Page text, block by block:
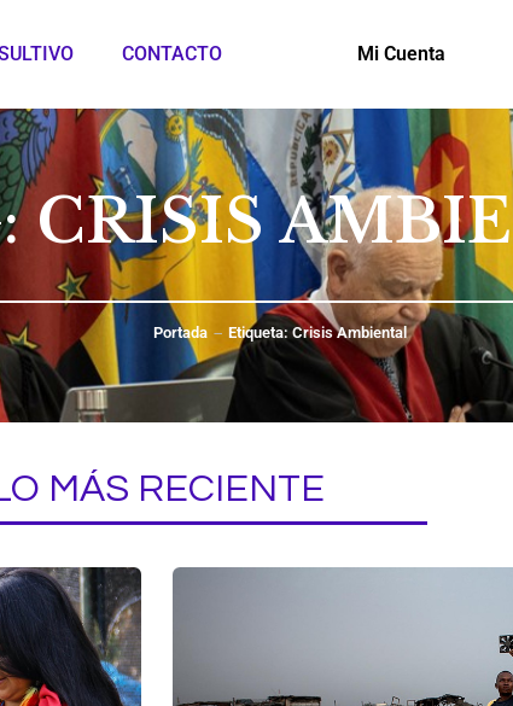
CONTACTO Mi Cuenta
CRISIS
Portada Etiqueta: Crisis Ambiental
MÁS RECIENTE